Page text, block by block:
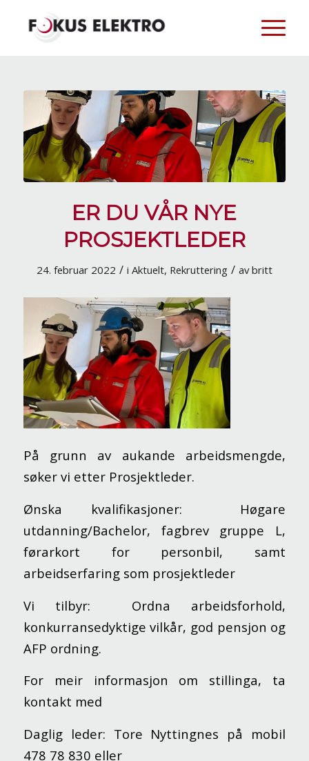
ER DU VÅR NYE
PROSJEKTLEDER
24. februar 2022 / i Aktuelt, Rekruttering / avbritt
På grunn av aukande arbeidsmengde,
søker vi etter Prosjektleder.
Ønska kvalifikasjoner: Høgare
utdanning/Bachelor, fagbrev gruppe L,
førarkort for personbil, samt
arbeidserfaring som prosjektleder
Vi tilbyr: Ordna arbeidsforhold,
konkurransedyktige vilkår, god pensjon og
AFP ordning.
For meir informasjon om stillinga, ta
kontakt med
Daglig leder: Tore Nyttingnes på mobil
478 78 830 eller